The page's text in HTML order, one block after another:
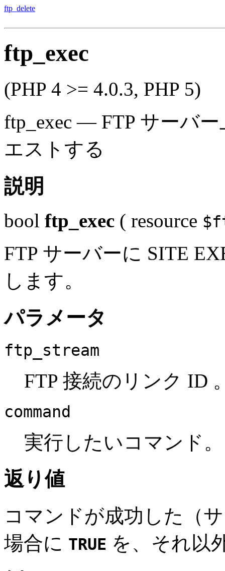
ftp_delete
ftp_exec
(PHP 4 >= 4.0.3, PHP 5)
ftp_exec — FTP サーバ
エストする
説明
bool ftp_exec ( resource
FTP サーバーに SITE
します。
パラメータ
ftp_stream
FTP 接続のリンク ID
command
実行したいコマンド。
返り値
コマンドが成功した（
場合に TRUE を、それ以